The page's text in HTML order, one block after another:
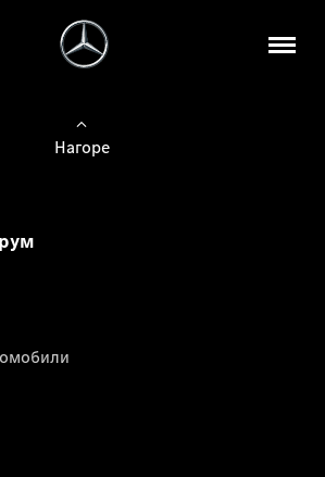
Нагоре